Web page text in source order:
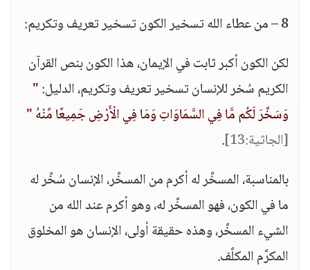
8 – من عطاء الله تسخير الكون تسخير تعريف وتكريم:
لكن الكون أكبر ثابت في الإيمان، هذا الكون بنص القرآن
الكريم سُخر للإنسان تسخير تعريف وتكريم، الدليل:"
وَسَخَّرَ لَكُم مَّا فِي السَّمَاوَاتِ وَمَا فِي الْأَرْضِ جَمِيعًا مِّنْهُ "
[الجاثية:13]
.
بالمناسبة، المسخَّر له أكرم من المسخَّر، الإنسان سُخِّر له
ما في الكون، فهو المسخَّر له، وهو أكرم عند الله من
الشيء المسخَّر، وهذه حقيقة أولى، الإنسان هو المخلوق
المكرَّم المكلَّف.